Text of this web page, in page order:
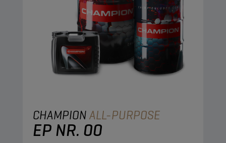
CHAMPIONALL-PURPOSE
EP NR. 00